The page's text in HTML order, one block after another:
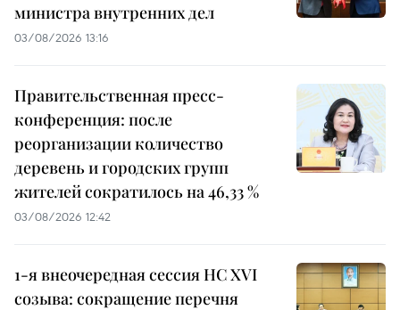
министра внутренних дел
03/08/2026 13:16
Правительственная пресс-
конференция: после
реорганизации количество
деревень и городских групп
жителей сократилось на 46,33 %
03/08/2026 12:42
1-я внеочередная сессия НС XVI
созыва: сокращение перечня